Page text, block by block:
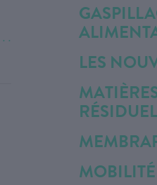
. .
LES